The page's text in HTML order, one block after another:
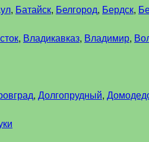
, Батайск, Белгород, Бердск,
, Владикавказ, Владимир,
, Долгопрудный,